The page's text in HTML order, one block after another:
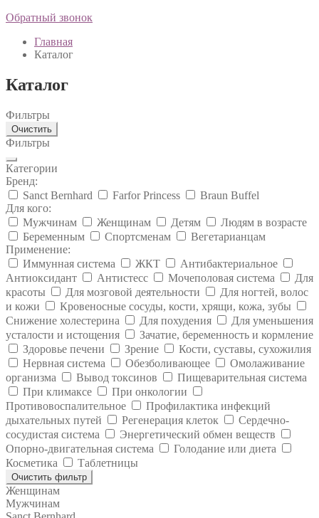
Обратный звонок
Главная
Каталог
Каталог
Фильтры
Очистить
Фильтры
Категории
Бренд:
Sanct Bernhard
Farfor Princess
Braun Buffel
Для кого:
Мужчинам
Женщинам Детям
Людям в возрасте
Беременным
Спортсменам
Вегетарианцам
Применение:
Иммунная система
ЖКТ
Антибактериальное
Антиоксидант
Антистесс Мочеполовая система
Для
красоты
Для мозговой деятельности
Для ногтей, волос
и кожи
Кровеносные сосуды, кости, хрящи, кожа, зубы
Снижение холестерина
Для похудения
Для уменьшения
усталости и истощения
Зачатие, беременность и кормление
Здоровье печени
Зрение
Кости, суставы, сухожилия
Нервная система
Обезболивающее
Омолаживание
организма
Вывод токсинов
Пищеварительная система
При климаксе
При онкологии
Противовоспалительное
Профилактика инфекций
дыхательных путей
Регенерация клеток
Сердечно-
сосудистая система
Энергетический обмен веществ
Опорно-двигательная система
Голодание или диета
Косметика
Таблетницы
Очистить фильтр
Женщинам
Мужчинам